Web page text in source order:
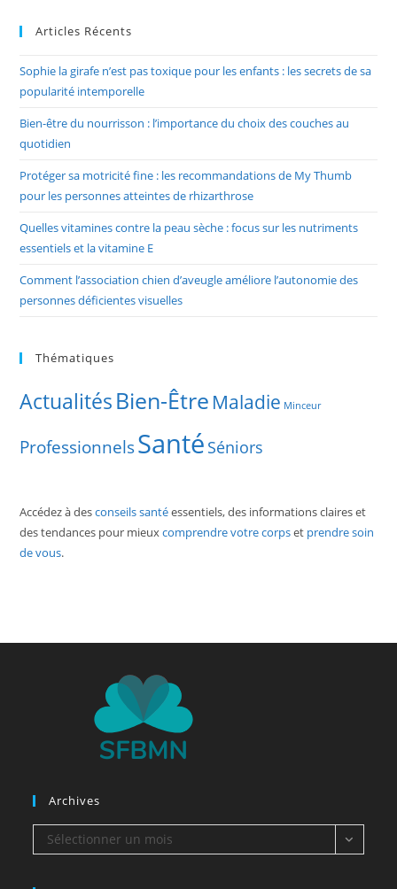
Articles Récents
Sophie la girafe n’est pas toxique pour les enfants : les secrets de sa
popularité intemporelle
Bien-être du nourrisson : l’importance du choix des couches au
quotidien
Protéger sa motricité fine : les recommandations de My Thumb
pour les personnes atteintes de rhizarthrose
Quelles vitamines contre la peau sèche : focus sur les nutriments
essentiels et la vitamine E
Comment l’association chien d’aveugle améliore l’autonomie des
personnes déficientes visuelles
Thématiques
ActualitésBien-Être Maladie Minceur
ProfessionnelsSanté Séniors
Accédez à desconseils santéessentiels, des informations claires et
des tendances pour mieuxcomprendre votre corpset prendre soin
de vous.
Archives
Archives
Sélectionner un mois